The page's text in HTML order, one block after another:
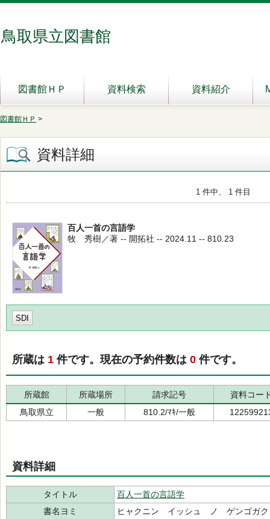
鳥取県立図書館
図書館ＨＰ 資料検索 資料紹介
図書館ＨＰ >
資料詳細
1 件中、 1 件目
百人一首の言語学
牧 秀樹／著 -- 開拓社 -- 2024.11 -- 810.23
SDI
所蔵は 1 件です。現在の予約件数は 0 件です。
所蔵館 所蔵場所 請求記号
資料コー
鳥取県立
一般 810.2/ﾏｷ/一般
資料詳細
タイトル
百人一首の言語学
書名ヨミ
ヒャクニン イッシュ ノ ゲンゴガク